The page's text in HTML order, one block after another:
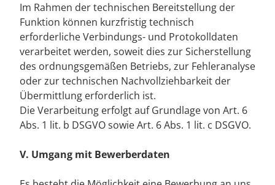
Im Rahmen der technischen Bereitstellung der
Funktion können kurzfristig technisch
erforderliche Verbindungs- und Protokolldaten
verarbeitet werden, soweit dies zur Sicherstellung
des ordnungsgemäßen Betriebs, zur Fehleranalyse
oder zur technischen Nachvollziehbarkeit der
Übermittlung erforderlich ist.
Die Verarbeitung erfolgt auf Grundlage von Art. 6
Abs. 1 lit. b DSGVO sowie Art. 6 Abs. 1 lit. c DSGVO.
V. Umgang mit Bewerberdaten